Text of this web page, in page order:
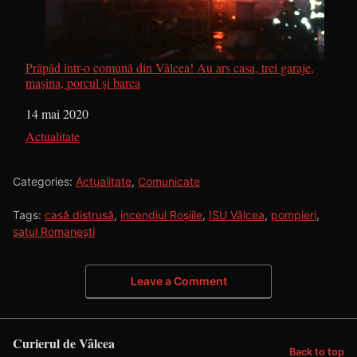
Prăpăd într-o comună din Vâlcea! Au ars casa, trei garaje,
mașina, porcul și barca
Dată
14 mai 2020
În legătură cu
Actualitate
Categories: Actualitate, Comunicate
Tags: casă distrusă, incendiul Roșiile, ISU Vâlcea, pompieri,
satul Romanești
Leave a Comment
Curierul de Vâlcea Back to top